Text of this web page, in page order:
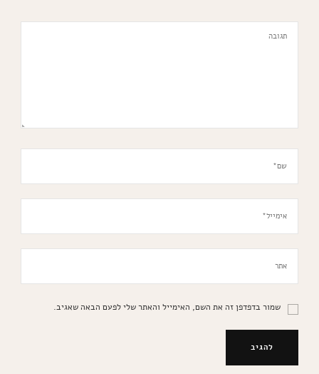
שמור בדפדפן זה את השם, האימייל והאתר שלי לפעם הבאה שאגיב.